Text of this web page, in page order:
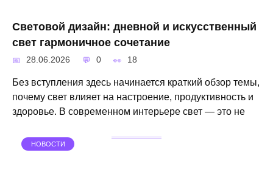
Световой дизайн: дневной и искусственный
свет гармоничное сочетание
28.06.2026 0 18
Без вступления здесь начинается краткий обзор темы,
почему свет влияет на настроение, продуктивность и
здоровье. В современном интерьере свет — это не
НОВОСТИ